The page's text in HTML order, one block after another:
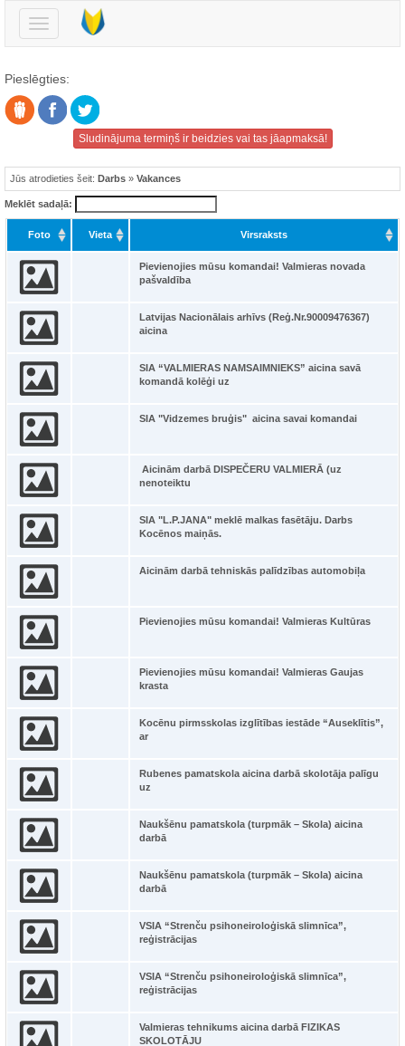
Pārslēgt
navigāciju
Pieslēgties:
Sludinājuma termiņš ir beidzies vai tas jāapmaksā!
Jūs atrodieties šeit: Darbs » Vakances
Meklēt sadaļā:
Foto Vieta Virsraksts
Pievienojies mūsu komandai! Valmieras novada
pašvaldība
Latvijas Nacionālais arhīvs (Reģ.Nr.90009476367)
aicina
SIA “VALMIERAS NAMSAIMNIEKS” aicina savā
komandā kolēģi uz
SIA "Vidzemes bruģis" aicina savai komandai
Aicinām darbā DISPEČERU VALMIERĀ (uz
nenoteiktu
SIA "L.P.JANA" meklē malkas fasētāju. Darbs
Kocēnos maiņās.
Aicinām darbā tehniskās palīdzības automobiļa
Pievienojies mūsu komandai! Valmieras Kultūras
Pievienojies mūsu komandai! Valmieras Gaujas
krasta
Kocēnu pirmsskolas izglītības iestāde “Auseklītis”,
ar
Rubenes pamatskola aicina darbā skolotāja palīgu
uz
Naukšēnu pamatskola (turpmāk – Skola) aicina
darbā
Naukšēnu pamatskola (turpmāk – Skola) aicina
darbā
VSIA “Strenču psihoneiroloģiskā slimnīca”,
reģistrācijas
VSIA “Strenču psihoneiroloģiskā slimnīca”,
reģistrācijas
Valmieras tehnikums aicina darbā FIZIKAS
SKOLOTĀJU